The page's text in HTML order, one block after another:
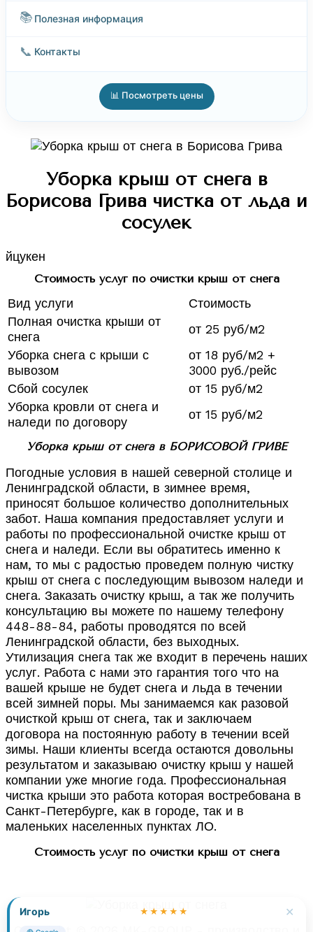
Игорь ★★★★★ ✕
📚 Полезная информация
📞 Контакты
📊 Посмотреть цены
Уборка крыш от снега в
Борисова Грива чистка от льда и
сосулек
йцукен
Стоимость услуг по очистки крыш от снега
Вид услуги
Стоимость
Полная очистка крыши от
снега
от 25 руб/м2
Уборка снега с крыши с
вывозом
от 18 руб/м2 +
3000 руб./рейс
Сбой сосулек
от 15 руб/м2
Уборка кровли от снега и
наледи по договору
от 15 руб/м2
Уборка крыш от снега в БОРИСОВОЙ ГРИВЕ
Погодные условия в нашей северной столице и
Ленинградской области, в зимнее время,
приносят большое количество дополнительных
забот. Наша компания предоставляет услуги и
работы по профессиональной очистке крыш от
снега и наледи. Если вы обратитесь именно к
нам, то мы с радостью проведем полную чистку
крыш от снега с последующим вывозом наледи и
снега. Заказать очистку крыш, а так же получить
консультацию вы можете по нашему телефону
448-88-84, работы проводятся по всей
Ленинградской области, без выходных.
Утилизация снега так же входит в перечень наших
услуг. Работа с нами это гарантия того что на
вашей крыше не будет снега и льда в течении
всей зимней поры. Мы занимаемся как разовой
очисткой крыш от снега, так и заключаем
договора на постоянную работу в течении всей
зимы. Наши клиенты всегда остаются довольны
результатом и заказываю очистку крыш у нашей
компании уже многие года. Профессиональная
чистка крыши это работа которая востребована в
Санкт-Петербурге, как в городе, так и в
маленьких населенных пунктах ЛО.
Стоимость услуг по очистки крыш от снега